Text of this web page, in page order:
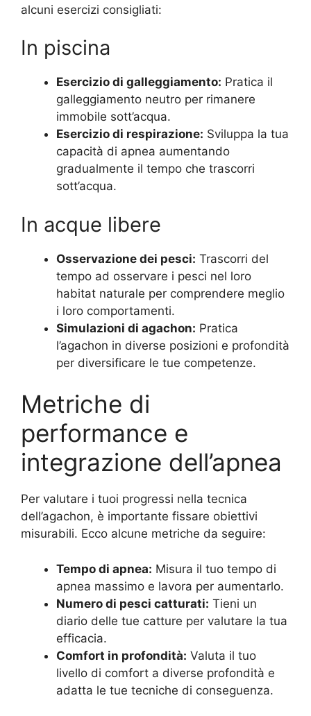
alcuni esercizi consigliati:
In piscina
Esercizio di galleggiamento: Pratica il
galleggiamento neutro per rimanere
immobile sott’acqua.
Esercizio di respirazione: Sviluppa la tua
capacità di apnea aumentando
gradualmente il tempo che trascorri
sott’acqua.
In acque libere
Osservazione dei pesci: Trascorri del
tempo ad osservare i pesci nel loro
habitat naturale per comprendere meglio
i loro comportamenti.
Simulazioni di agachon: Pratica
l’agachon in diverse posizioni e profondità
per diversificare le tue competenze.
Metriche di
performance e
integrazione dell’apnea
Per valutare i tuoi progressi nella tecnica
dell’agachon, è importante fissare obiettivi
misurabili. Ecco alcune metriche da seguire:
Tempo di apnea: Misura il tuo tempo di
apnea massimo e lavora per aumentarlo.
Numero di pesci catturati: Tieni un
diario delle tue catture per valutare la tua
efficacia.
Comfort in profondità: Valuta il tuo
livello di comfort a diverse profondità e
adatta le tue tecniche di conseguenza.